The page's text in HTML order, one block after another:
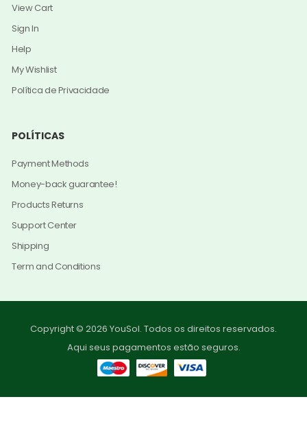
View Cart
Sign In
Help
My Wishlist
Política de Privacidade
POLÍTICAS
Payment Methods
Money-back guarantee!
Products Returns
Support Center
Shipping
Term and Conditions
Copyright © 2026 YouSol. Todos os direitos reservados.
Aqui seus pagamentos estão seguros.